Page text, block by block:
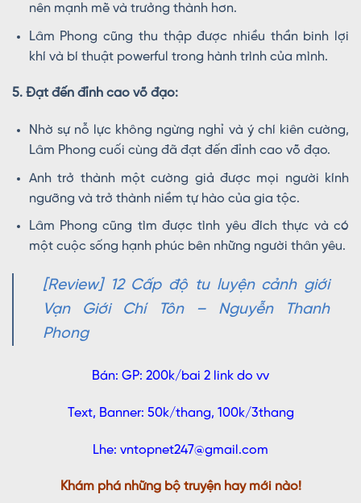
nên mạnh mẽ và trưởng thành hơn.
Lâm Phong cũng thu thập được nhiều thần binh lợi
khí và bí thuật powerful trong hành trình của mình.
5. Đạt đến đỉnh cao võ đạo:
Nhờ sự nỗ lực không ngừng nghỉ và ý chí kiên cường,
Lâm Phong cuối cùng đã đạt đến đỉnh cao võ đạo.
Anh trở thành một cường giả được mọi người kính
ngưỡng và trở thành niềm tự hào của gia tộc.
Lâm Phong cũng tìm được tình yêu đích thực và có
một cuộc sống hạnh phúc bên những người thân yêu.
[Review] 12 Cấp độ tu luyện cảnh giới
Vạn Giới Chí Tôn – Nguyễn Thanh
Phong
Bán: GP: 200k/bai 2 link do vv
Text, Banner: 50k/thang, 100k/3thang
Lhe: vntopnet247@gmail.com
Khám phá những bộ truyện hay mới nào!